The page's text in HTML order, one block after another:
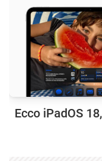
Ecco iPadOS